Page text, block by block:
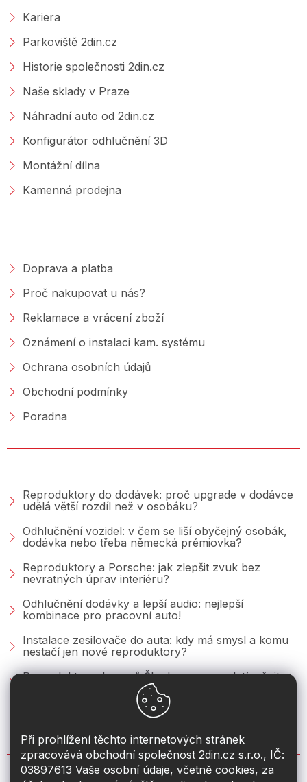
Při prohlížení těchto internetových stránek
zpracovává obchodní společnost 2din.cz s.r.o., IČ:
03897613 Vaše osobní údaje, včetně cookies, za
Kariera
Parkoviště 2din.cz
Historie společnosti 2din.cz
Naše sklady v Praze
Náhradní auto od 2din.cz
Konfigurátor odhlučnění 3D
Montážní dílna
Kamenná prodejna
Doprava a platba
Proč nakupovat u nás?
Reklamace a vrácení zboží
Oznámení o instalaci kam. systému
Ochrana osobních údajů
Obchodní podmínky
Poradna
Reproduktory do dodávek: proč upgrade v dodávce
udělá větší rozdíl než v osobáku?
Odhlučnění vozidel: v čem se liší obyčejný osobák,
dodávka nebo třeba německá prémiovka?
Reproduktory a Porsche: jak zlepšit zvuk bez
nevratných úprav interiéru?
Odhlučnění dodávky a lepší audio: nejlepší
kombinace pro pracovní auto!
Instalace zesilovače do auta: kdy má smysl a komu
nestačí jen nové reproduktory?
Reproduktory do vozů Škoda: co se vyplatí měnit u
Fabie, Octavie a Superbu?
KONTAKT